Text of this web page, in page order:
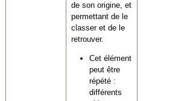
de son origine, et
permettant de le
classer et de le
retrouver.
Cet élément
peut être
répété :
différents